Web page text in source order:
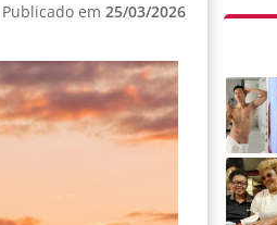
Publicado em 25/03/2026